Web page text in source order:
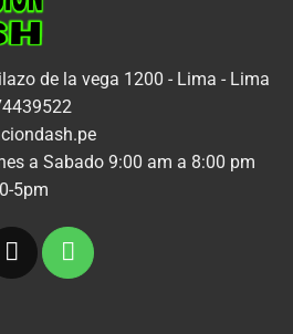
de la vega 1200 - Lima - Lima
a Sabado 9:00 am a 8:00 pm
5pm